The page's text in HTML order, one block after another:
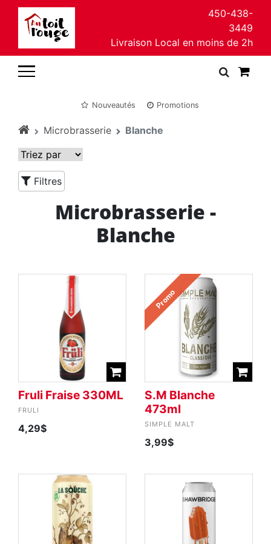
450-438-
3449
Livraison Local en moins de 2h
Nouveautés Promotions
Microbrasserie Blanche
Filtres
Microbrasserie -
Blanche
Fruli Fraise 330ML
FRULI
4,29$
Promo
S.M Blanche
473ml
SIMPLE MALT
3,99$